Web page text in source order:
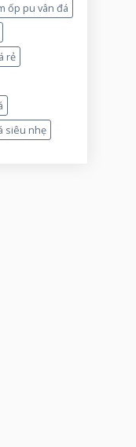
ốp pu vân đá
rẻ
siêu nhẹ